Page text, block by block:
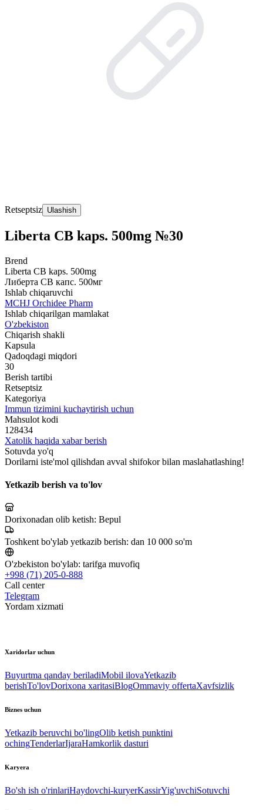
Retseptsiz Ulashish
Liberta CB kaps. 500mg №30
Brend
Liberta CB kaps. 500mg
Либерта CB капс. 500мг
Ishlab chiqaruvchi
MCHJ Orchidee Pharm
Ishlab chiqarilgan mamlakat
O'zbekiston
Chiqarish shakli
Kapsula
Qadoqdagi miqdori
30
Berish tartibi
Retseptsiz
Kategoriya
Immun tizimini kuchaytirish uchun
Mahsulot kodi
128434
Xatolik haqida xabar berish
Sotuvda yo'q
Dorilarni iste'mol qilishdan avval shifokor bilan maslahatlashing!
Yetkazib berish va to'lov
Dorixonadan olib ketish: Bepul
Toshkent bo'ylab yetkazib berish: dan 10 000 so'm
O'zbekiston bo'ylab: tarifga muvofiq
+998 (71) 205-0-888
Call center
Telegram
Yordam xizmati
Xaridorlar uchun
Buyurtma qanday beriladiMobil ilovaYetkazib
berishTo'lovDorixona xaritasiBlogOmmaviy offertaXavfsizlik
Biznes uchun
Yetkazib beruvchi bo'lingOlib ketish punktini
ochingTenderlarIjaraHamkorlik dasturi
Karyera
Bo'sh ish o'rinlariHaydovchi-kuryerKassirYig'uvchiSotuvchi